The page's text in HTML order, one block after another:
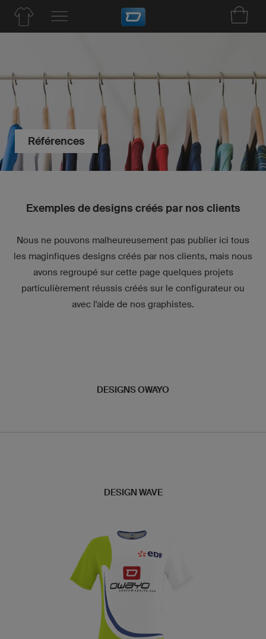
Références
Exemples de designs créés par nos clients
Nous ne pouvons malheureusement pas publier ici tous
les maginfiques designs créés par nos clients, mais nous
avons regroupé sur cette page quelques projets
particulièrement réussis créés sur le configurateur ou
avec l'aide de nos graphistes.
DESIGNS OWAYO
DESIGN WAVE